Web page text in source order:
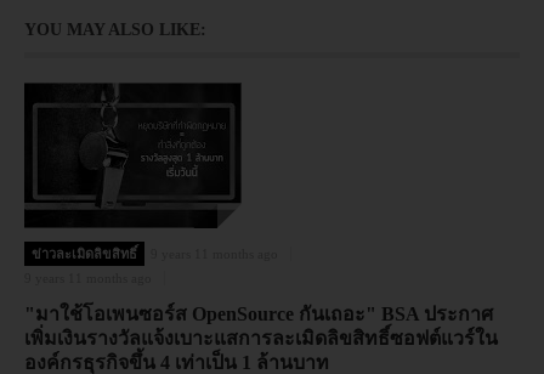
YOU MAY ALSO LIKE:
ข่าวละเมิดลิขสิทธิ์
"มาใช้โอเพนซอร์ส OpenSource กันเถอะ" BSA ประกาศ
เพิ่มเงินรางวัลแจ้งเบาะแสการละเมิดลิขสิทธิ์ซอฟต์แวร์ใน
องค์กรธุรกิจขึ้น 4 เท่าเป็น 1 ล้านบาท